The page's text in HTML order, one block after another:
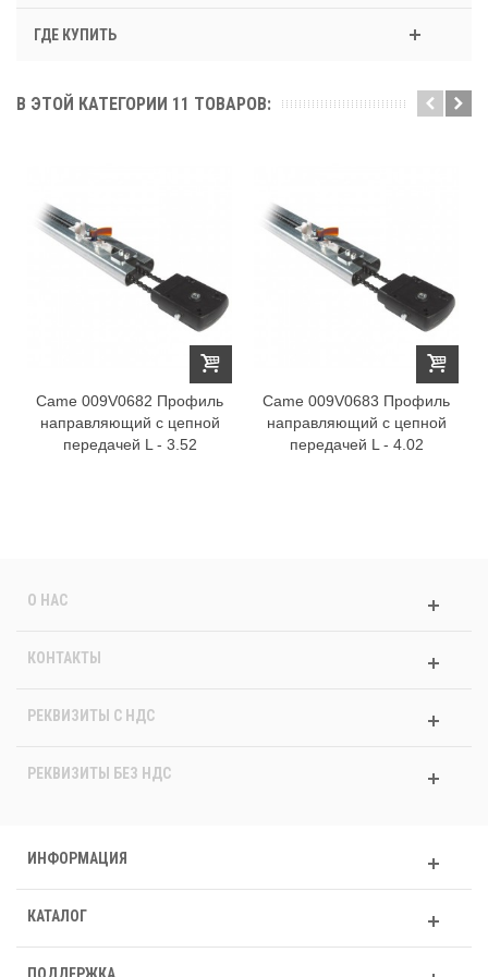
ГДЕ КУПИТЬ
В ЭТОЙ КАТЕГОРИИ 11 ТОВАРОВ:
Came 009V0682 Профиль
направляющий с цепной
передачей L - 3.52
Came 009V0683 Профиль
направляющий с цепной
передачей L - 4.02
О НАС
КОНТАКТЫ
РЕКВИЗИТЫ C НДС
РЕКВИЗИТЫ БЕЗ НДС
ИНФОРМАЦИЯ
КАТАЛОГ
ПОДДЕРЖКА